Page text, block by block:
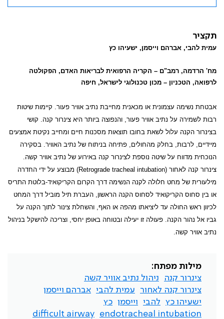
תקציר
עמית להבי, אברהם וייסמן, ישעיהו כץ
מח' הרדמה, רמב"ם – הקריה הרפואית לבריאות האדם, הפקולטה
לרפואה, הטכניון – מכון טכנולוגי לישראל, חיפה
אבטחת נשימה עצמונית או מכאנית מחייבת נתיב אוויר פעור. קיימות שיטות
רבות לשמירה על נתיב אוויר פעור, והנפוצה ביותר היא צינרור קנה. קושי
בצינרור הקנה עלול לשאת בחובו תוצאות מסכנות חיים ומחייב נקיטת אמצעים
מיידיים, לרבות, בחלק מהחולים, פתיחה בניתוח של נתיב האוויר. בסקירה
הנוכחית מדווח על שיטה נוספת לצינרור קנה באירוע של נתיב אוויר קשה.
צינרור קנה לאחור (Retrograde tracheal intubation)
מבוצע על ידי החדרה
מילעורית של מחט חלולה לקנה הנשימה דרך הקרום הקריקואיד-בלוטת התריס
או בין סחוס הקריקואיד לסחוס הקנה הראשון, העברת תיל מוביל דרך המחט
לכיוון ראש החולה עד ליציאתו מהפה או האף, והשחלת צינור לתוך הקנה על
גביו אל נהור הקנה. פעולה זו יעילה ובטוחה באופן יחסי, וצריכה להישקל בניהול
נתיב אוויר קשה.
מילות מפתח:
צינרור קנה
ניהול נתיב אוויר קשה
צינרור קנה לאחור
עמית להבי אברהם וייסמן
ישעיהו כץ
להבי וייסמן כץ
endotracheal intubation
difficult airway